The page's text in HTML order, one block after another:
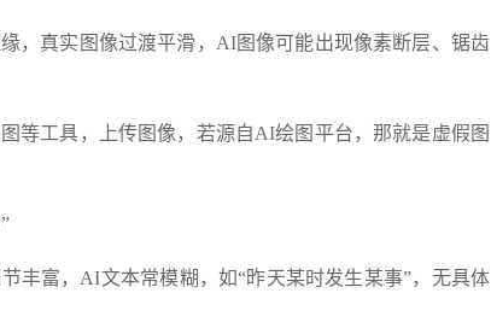
，真实图像过渡平滑，AI图像可能出现像素断层、锯齿
等工具，上传图像，若源自AI绘图平台，那就是虚假图
丰富，AI文本常模糊，如“昨天某时发生某事”，无具体